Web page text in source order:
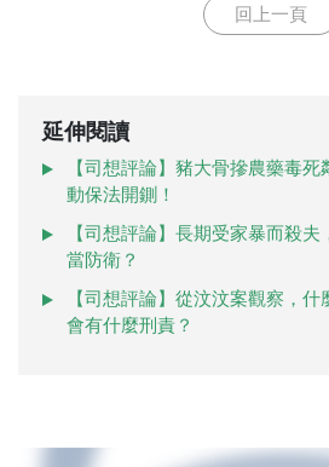
回上一頁
延伸閱讀
【司想評論】豬大骨摻農藥毒
動保法開鍘！
【司想評論】長期受家暴而殺
當防衛？
【司想評論】從汶汶案觀察，什
會有什麼刑責？